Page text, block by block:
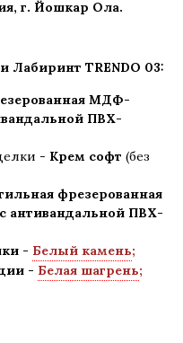
г. Йошкар Ола.
Лабиринт TRENDO 03:
МДФ-
ПВХ-
- Крем софт (без
фрезерованная
ПВХ-
- Белый камень;
- Белая шагрень;